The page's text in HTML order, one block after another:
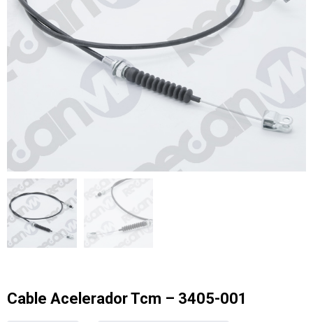
Cable Acelerador Tcm – 3405-001